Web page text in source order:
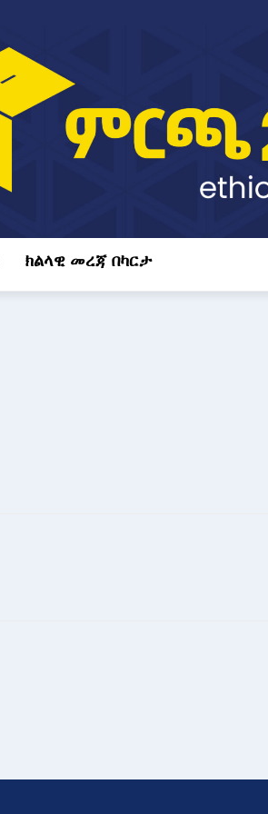
ክልላዊ መረጃ በካርታ